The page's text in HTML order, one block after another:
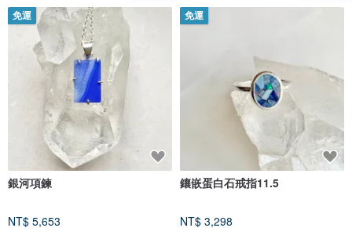
免運
銀河項鍊
NT$ 5,653
免運
鑲嵌蛋白石戒指11.5
NT$ 3,298